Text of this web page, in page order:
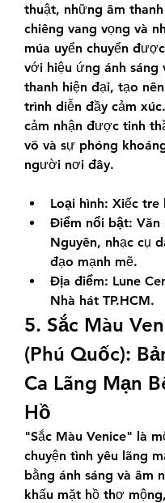
thuật, những âm
chiêng vang vọng và
múa uyển chuyển
với hiệu ứng ánh sáng
thanh hiện đại, tạo
trình diễn đầy cảm
cảm nhận được tinh
võ và sự phóng
người nơi đây.
Loại hình: Xiếc tre
Điểm nổi bật: Văn
Nguyên, nhạc cụ
đạo mạnh mẽ.
Địa điểm: Lune
Nhà hát TP.HCM.
5. Sắc Màu
(Phú Quốc):
Ca Lãng Mạn
Hồ
"Sắc Màu Venice" là
chuyện tình yêu lãng
bằng ánh sáng và âm
khấu mặt hồ thơ